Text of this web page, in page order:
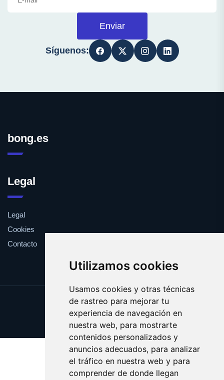
Utilizamos cookies
Usamos cookies y otras técnicas
de rastreo para mejorar tu
experiencia de navegación en
nuestra web, para mostrarte
contenidos personalizados y
anuncios adecuados, para analizar
el tráfico en nuestra web y para
comprender de donde llegan
Enviar
Síguenos:
bong.es
Legal
Legal
Cookies
Contacto
Update cookies preferences
Copyright © 2025 bong.es